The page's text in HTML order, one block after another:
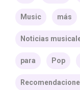
Music más
Noticias
para Pop